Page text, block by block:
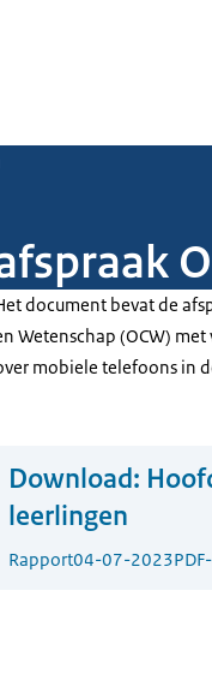
document bevat de
Wetenschap (OCW)
mobiele telefoons in
Download:
leerlingen
Rapport04-07-2023